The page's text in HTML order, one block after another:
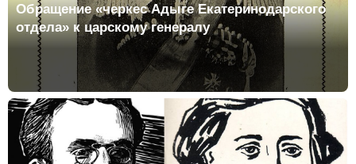
Обращение «черкес Адыге Екатеринодарского
отдела» к царскому генералу